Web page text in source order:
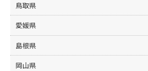
鳥取県
愛媛県
島根県
岡山県